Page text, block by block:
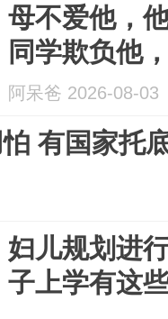
母不爱他，
同学欺负他
上学
阿呆爸 2026-08-03
有国家托
妇儿规划进
子上学有这